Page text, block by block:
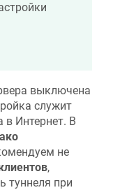
выключена
служит
в Интернет. В
не
,
туннеля при